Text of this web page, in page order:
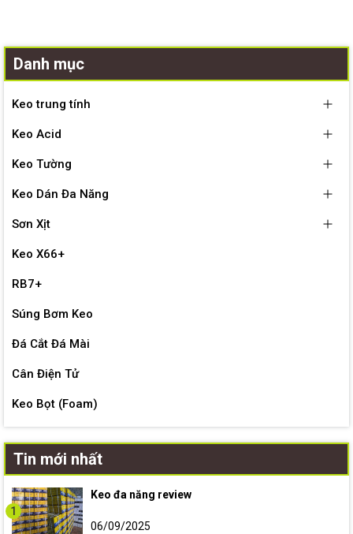
Danh mục
Keo trung tính
Keo Acid
Keo Tường
Keo Dán Đa Năng
Sơn Xịt
Keo X66+
RB7+
Súng Bơm Keo
Đá Cắt Đá Mài
Cân Điện Tử
Keo Bọt (Foam)
Tin mới nhất
1
Keo đa năng review
06/09/2025